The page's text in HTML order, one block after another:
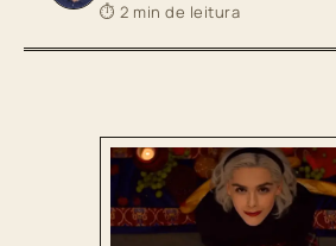
⏱ 2 min de leitura